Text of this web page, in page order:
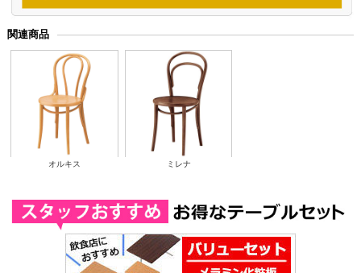
関連商品
オルキス ミレナ